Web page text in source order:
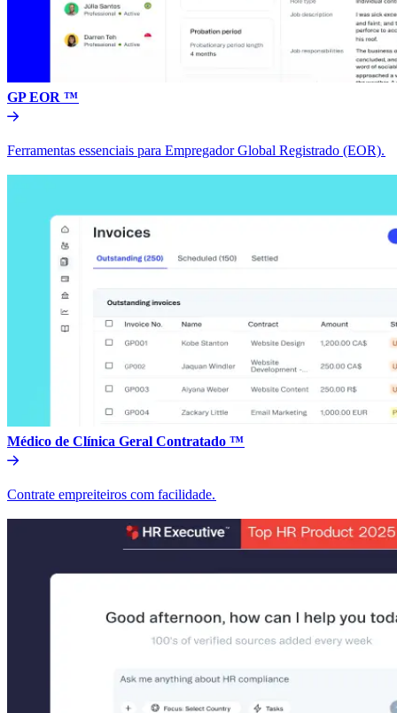
GP EOR ™​​
Ferramentas essenciais para Empregador Global Registrado (EOR).​​
Médico de Clínica Geral Contratado ™​​
Contrate empreiteiros com facilidade.​​